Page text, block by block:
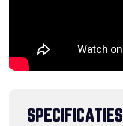
SPECIFICATIES